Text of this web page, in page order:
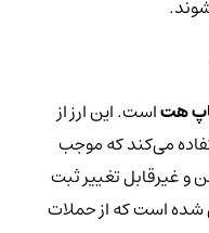
هتاست. این ارز از
می‌کند که موجب
غیرقابل تغییر ثبت
شده است که از حملات